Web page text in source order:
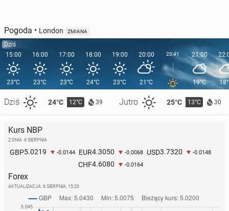
Pogoda • London ZMIANA
Dziś
15:00
23°C
Dziś 24°C 12°C 39 Jutro 25°C 13°C 30
16:00
23°C
17:00
23°C
18:00
24°C
19:00
23°C
20:00
21°C
20:41 21:00
19°C
Kurs NBP
Z DNIA: 6 SIERPNIA
GBP5.0219 -0.0144 EUR4.3050 -0.0068 USD3.7320 -0.0148
CHF4.6080 -0.0164
Forex
AKTUALIZACJA: 6 SIERPNIA, 15:20